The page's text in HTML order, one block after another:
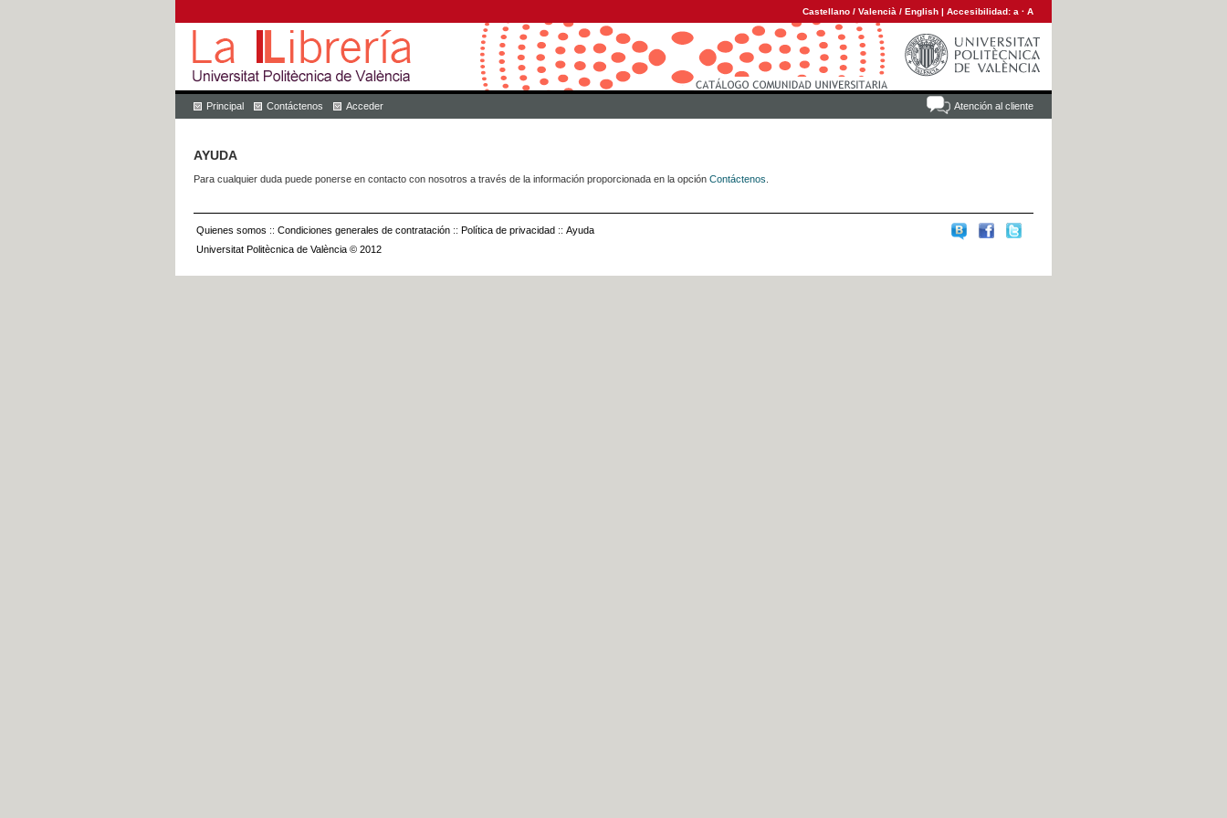
Castellano / Valencià / English | Accesibilidad: a · A
Atención al cliente
Principal Contáctenos Acceder
AYUDA
Para cualquier duda puede ponerse en contacto con nosotros a través de la información proporcionada en la opción Contáctenos
Quienes somos :: Condiciones generales de contratación :: Política de privacidad :: Ayuda
Universitat Politècnica de València © 2012